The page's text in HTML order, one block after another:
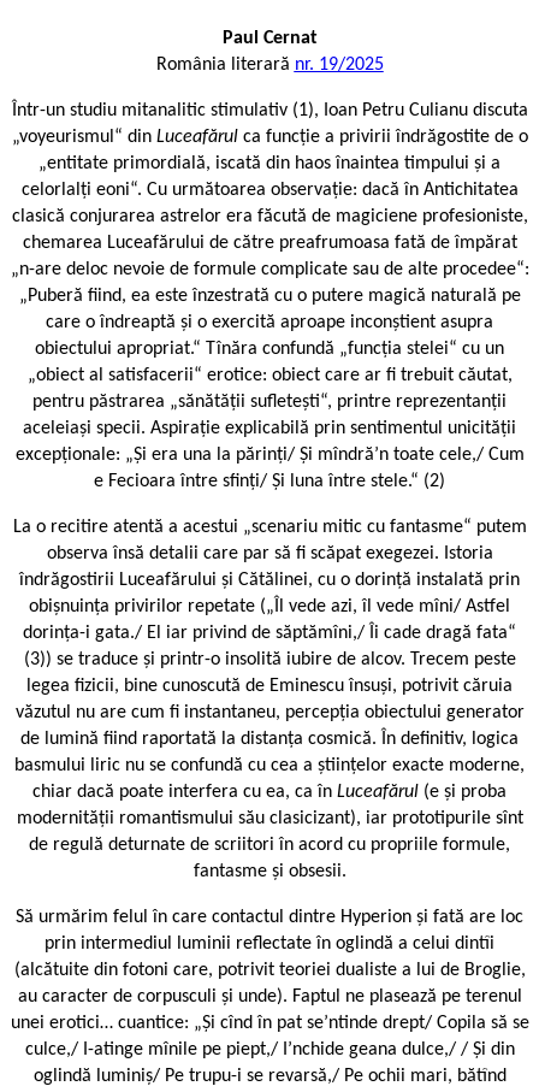
Paul Cernat
România literară nr. 19/2025
Într-un studiu mitanalitic stimulativ (1), Ioan Petru Culianu discuta
„voyeurismul“ din Luceafărul ca funcție a privirii îndrăgostite de o
„entitate primordială, iscată din haos înaintea timpului și a
celorlalți eoni“. Cu următoarea observație: dacă în Antichitatea
clasică conjurarea astrelor era făcută de magiciene profesioniste,
chemarea Luceafărului de către preafrumoasa fată de împărat
„n-are deloc nevoie de formule complicate sau de alte procedee“:
„Puberă fiind, ea este înzestrată cu o putere magică naturală pe
care o îndreaptă și o exercită aproape inconștient asupra
obiectului apropriat.“ Tînăra confundă „funcția stelei“ cu un
„obiect al satisfacerii“ erotice: obiect care ar fi trebuit căutat,
pentru păstrarea „sănătății sufletești“, printre reprezentanții
aceleiași specii. Aspirație explicabilă prin sentimentul unicității
excepționale: „Și era una la părinți/ Și mîndră’n toate cele,/ Cum
e Fecioara între sfinți/ Și luna între stele.“ (2)
La o recitire atentă a acestui „scenariu mitic cu fantasme“ putem
observa însă detalii care par să fi scăpat exegezei. Istoria
îndrăgostirii Luceafărului și Cătălinei, cu o dorință instalată prin
obișnuința privirilor repetate („Îl vede azi, îl vede mîni/ Astfel
dorința-i gata./ El iar privind de săptămîni,/ Îi cade dragă fata“
(3)) se traduce și printr-o insolită iubire de alcov. Trecem peste
legea fizicii, bine cunoscută de Eminescu însuși, potrivit căruia
văzutul nu are cum fi instantaneu, percepția obiectului generator
de lumină fiind raportată la distanța cosmică. În definitiv, logica
basmului liric nu se confundă cu cea a științelor exacte moderne,
chiar dacă poate interfera cu ea, ca în Luceafărul (e și proba
modernității romantismului său clasicizant), iar prototipurile sînt
de regulă deturnate de scriitori în acord cu propriile formule,
fantasme și obsesii.
Să urmărim felul în care contactul dintre Hyperion și fată are loc
prin intermediul luminii reflectate în oglindă a celui dintîi
(alcătuite din fotoni care, potrivit teoriei dualiste a lui de Broglie,
au caracter de corpusculi și unde). Faptul ne plasează pe terenul
unei erotici… cuantice: „Și cînd în pat se’ntinde drept/ Copila să se
culce,/ I-atinge mînile pe piept,/ I’nchide geana dulce,/ / Și din
oglindă luminiș/ Pe trupu-i se revarsă,/ Pe ochii mari, bătînd